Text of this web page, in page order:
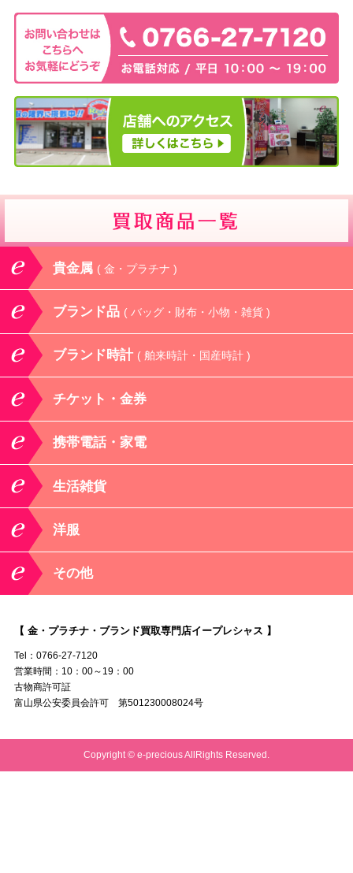
貴金属 ( 金・プラチナ )
ブランド品 ( バッグ・財布・小物・雑貨 )
ブランド時計 ( 舶来時計・国産時計 )
チケット・金券
携帯電話・家電
生活雑貨
洋服
その他
【 金・プラチナ・ブランド買取専門店イープレシャス 】
Tel：0766-27-7120
営業時間：10：00～19：00
古物商許可証
富山県公安委員会許可 第501230008024号
Copyright © e-precious AllRights Reserved.